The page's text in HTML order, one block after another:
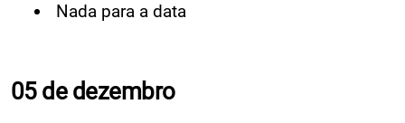
Nada para a data
05 de dezembro